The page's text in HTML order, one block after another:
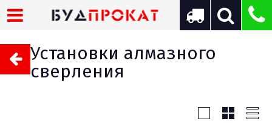
Установки алмазного
сверления